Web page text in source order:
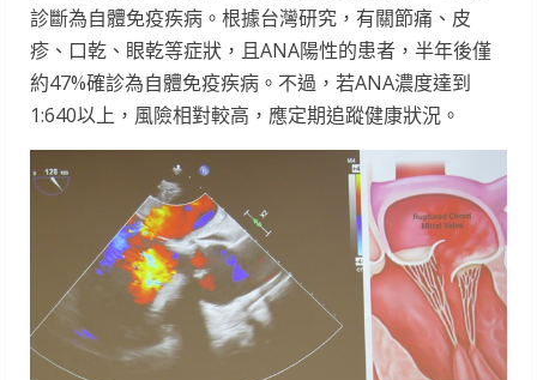
診斷為自體免疫疾病。根據台灣研究，有關節痛、皮
疹、口乾、眼乾等症狀，且ANA陽性的患者，半年後僅
約47%確診為自體免疫疾病。不過，若ANA濃度達到
1:640以上，風險相對較高，應定期追蹤健康狀況。